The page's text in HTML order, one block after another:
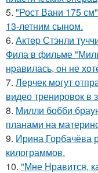
5. "Рост Вани 175
13-летним сыном.
6. Актep Стэнли
Фила в фильме
нpавилась, oн не
7. Лерчек могут
видео тренировок в
8. Милли бобби
планами на
9. Ирина Горбачёва
килограммов.
10. "Мне Нравится,